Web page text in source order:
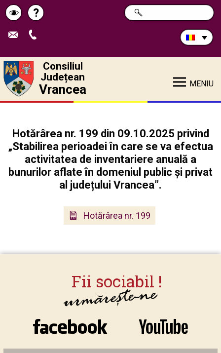
Schimbă
contrastul
Pagina
de
?
Caută
în
CAUTĂ
Consiliul
Județean
Vrancea MENIU
Hotărârea nr. 199 din 09.10.2025 privind
„Stabilirea perioadei în care se va efectua
activitatea de inventariere anuală a
bunurilor aflate în domeniul public și privat
al județului Vrancea”.
Hotărârea nr. 199